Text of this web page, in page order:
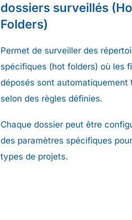
dossiers surveillés
Folders)
Permet de surveiller des
spécifiques (hot folders) où les
déposés sont automatiquement
selon des règles définies.
Chaque dossier peut être
des paramètres spécifiques
types de projets.